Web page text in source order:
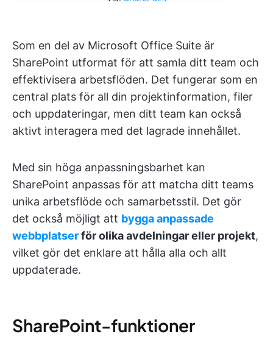
Som en del av Microsoft Office Suite är
SharePoint utformat för att samla ditt team och
effektivisera arbetsflöden. Det fungerar som en
central plats för all din projektinformation, filer
och uppdateringar, men ditt team kan också
aktivt interagera med det lagrade innehållet.
Med sin höga anpassningsbarhet kan
SharePoint anpassas för att matcha ditt teams
unika arbetsflöde och samarbetsstil. Det gör
det också möjligt att bygga anpassade
webbplatserför olika avdelningar eller projekt,
vilket gör det enklare att hålla alla och allt
uppdaterade.
SharePoint-funktioner